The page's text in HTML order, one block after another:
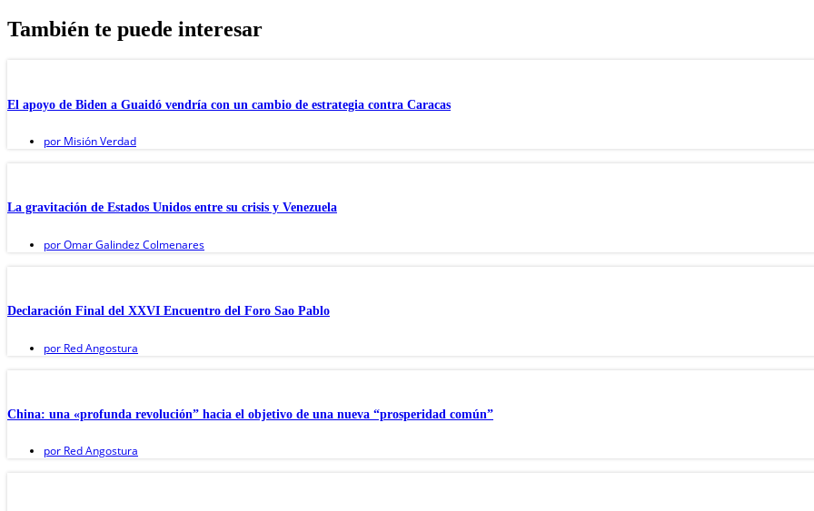
También te puede interesar
El apoyo de Biden a Guaidó vendría con un cambio de estrategia contra Caracas
por Misión Verdad
La gravitación de Estados Unidos entre su crisis y Venezuela
porOmar Galindez Colmenares
Declaración Final del XXVI Encuentro del Foro Sao Pablo
por Red Angostura
China: una «profunda revolución” hacia el objetivo de una nueva “prosperidad común”
por Red Angostura